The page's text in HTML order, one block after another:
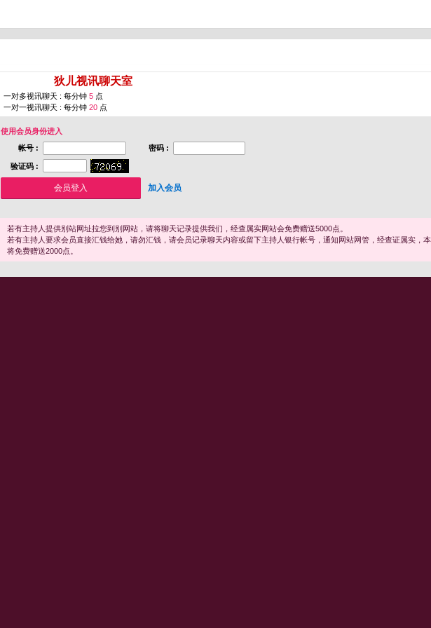
狄儿视讯聊天室
一对多视讯聊天 : 每分钟 5 点
一对一视讯聊天 : 每分钟 20 点
使用会员身份进入
帐号 :
密码 :
验证码 :
加入会员
若有主持人提供别站网址拉您到别网站，请将聊天记录提供我们，经查属实网站会免费赠送5000点。
若有主持人要求会员直接汇钱给她，请勿汇钱，请会员记录聊天内容或留下主持人银行帐号，通知网站网管，经查证属实，
将免费赠送2000点。